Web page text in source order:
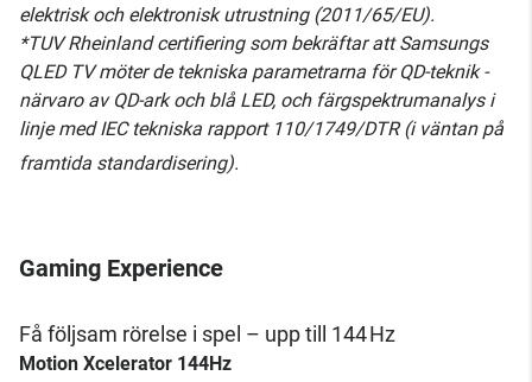
elektrisk och elektronisk utrustning (2011/65/EU).
*TUV Rheinland certifiering som bekräftar att Samsungs
QLED TV möter de tekniska parametrarna för QD-teknik -
närvaro av QD-ark och blå LED, och färgspektrumanalys i
linje med IEC tekniska rapport 110/1749/DTR (i väntan på
framtida standardisering).
Gaming Experience
Få följsam rörelse i spel – upp till 144 Hz
Motion Xcelerator 144Hz